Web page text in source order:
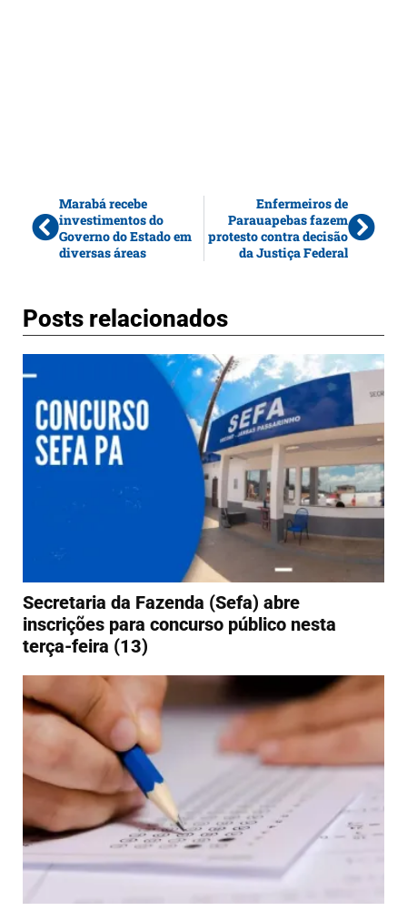
Marabá recebe
investimentos do
Governo do Estado em
diversas áreas
Enfermeiros de
Parauapebas fazem
protesto contra decisão
da Justiça Federal
Posts relacionados
Secretaria da Fazenda (Sefa) abre
inscrições para concurso público nesta
terça-feira (13)